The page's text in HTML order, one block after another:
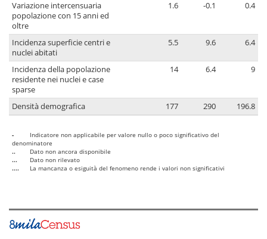
Variazione intercensuaria
popolazione con 15 anni ed
oltre
1.6 -0.1 0.4
Incidenza superficie centri e
nuclei abitati
5.5 9.6 6.4
Incidenza della popolazione
residente nei nuclei e case
sparse
14 6.4 9
Densità demografica 177 290 196.8
-
Indicatore non applicabile per valore nullo o poco significativo del
denominatore
..
Dato non ancora disponibile
...
Dato non rilevato
....
La mancanza o esiguità del fenomeno rende i valori non significativi